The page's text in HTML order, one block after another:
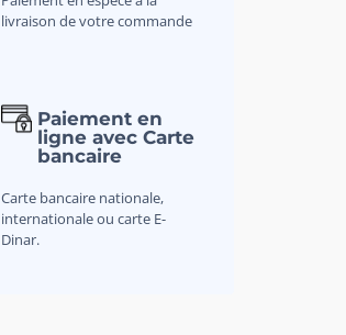
livraison de votre commande
Paiement en
ligne avec Carte
bancaire
Carte bancaire nationale,
internationale ou carte E-
Dinar.